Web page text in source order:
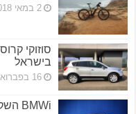
2 במאי 2018
בישראל
16 בפברואר 2017
BMWi השקת הכוח של המחר